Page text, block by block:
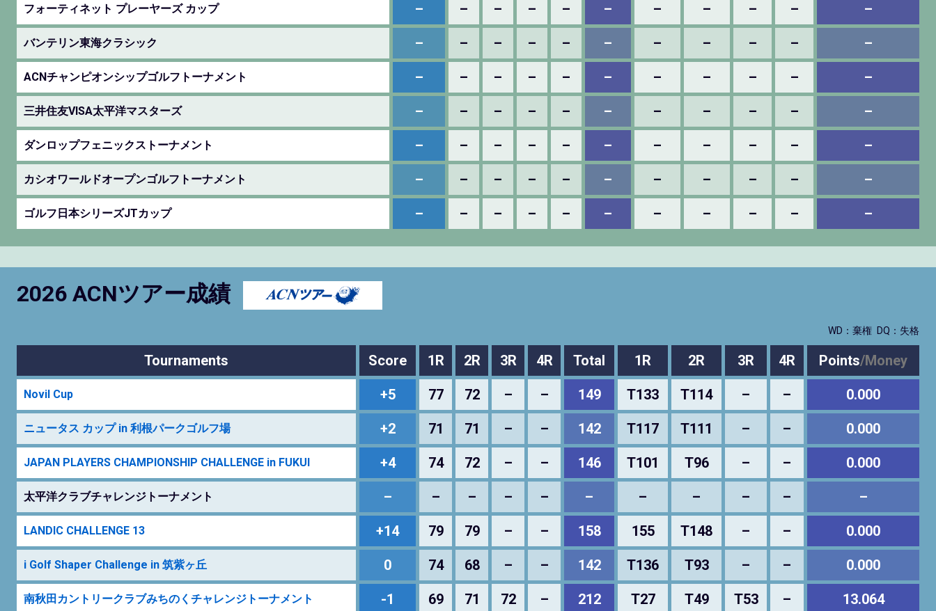
フォーティネット プレーヤーズ カップ – – – – – – – – – – –
バンテリン東海クラシック – – – – – – – – – – –
ACNチャンピオンシップゴルフトーナメント – – – – – – – – – – –
三井住友VISA太平洋マスターズ – – – – – – – – – – –
ダンロップフェニックストーナメント – – – – – – – – – – –
カシオワールドオープンゴルフトーナメント – – – – – – – – – – –
ゴルフ日本シリーズJTカップ – – – – – – – – – – –
2026 ACNツアー成績
WD：棄権 DQ：失格
Tournaments Score 1R 2R 3R 4R Total 1R 2R 3R 4R Points/Money
Novil Cup +5 77 72 – – 149 T133 T114 – – 0.000
ニュータス カップ in 利根パークゴルフ場 +2 71 71 – – 142 T117 T111 – – 0.000
JAPAN PLAYERS CHAMPIONSHIP CHALLENGE in FUKUI +4 74 72 – – 146 T101 T96 – – 0.000
太平洋クラブチャレンジトーナメント – – – – – – – – – – –
LANDIC CHALLENGE 13 +14 79 79 – – 158 155 T148 – – 0.000
i Golf Shaper Challenge in 筑紫ヶ丘 0 74 68 – – 142 T136 T93 – – 0.000
南秋田カントリークラブみちのくチャレンジトーナメント -1 69 71 72 – 212 T27 T49 T53 – 13.064